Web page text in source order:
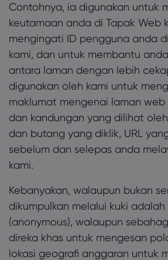
Contohnya, ia digunakan untuk
keutamaan anda di Tapak Web
mengingati ID pengguna anda
kami, dan untuk membantu
antara laman dengan lebih
digunakan oleh kami untuk
maklumat mengenai laman
dan kandungan yang dilihat
dan butang yang diklik, URL
sebelum dan selepas anda
kami.
Kebanyakan, walaupun bukan
dikumpulkan melalui kuki
(anonymous), walaupun
direka khas untuk mengesan
lokasi geografi anggaran untuk